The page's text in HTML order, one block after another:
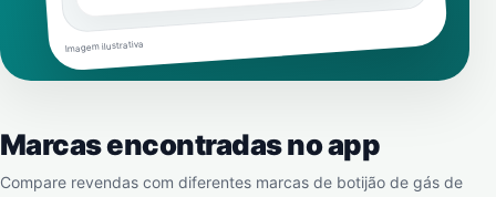
Imagem ilustrativa
Marcas encontradas no app
Compare revendas com diferentes marcas de botijão de gás de